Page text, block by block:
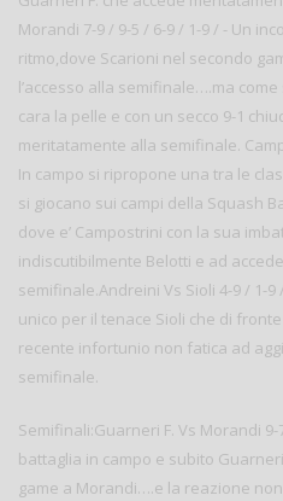
Morandi 7-9 / 9-5 / 6-9 / 1-9 / - Un
ritmo,dove Scarioni nel secondo
l’accesso alla semifinale….ma
cara la pelle e con un secco 9-1
meritatamente alla semifinale.
In campo si ripropone una tra le
si giocano sui campi della Squash
dove e’ Campostrini con la sua
indiscutibilmente Belotti e ad
semifinale.Andreini Vs Sioli 4-9 / 1-
unico per il tenace Sioli che di
recente infortunio non fatica ad
semifinale.
Semifinali:Guarneri F. Vs Morandi
battaglia in campo e subito
game a Morandi….e la reazione